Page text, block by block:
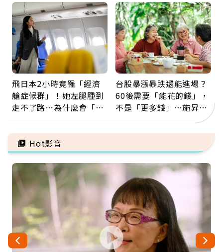
飛日本2小時竟罹「經濟
艙症候群」！她左腿腫到
走不了路…為什麼會「靜
注意
台股暴漲暴跌還能進場？
60後需要「能花的錢」，
不是「更多錢」…施昇
輝：退休族最適合這種股
票
Hot影音